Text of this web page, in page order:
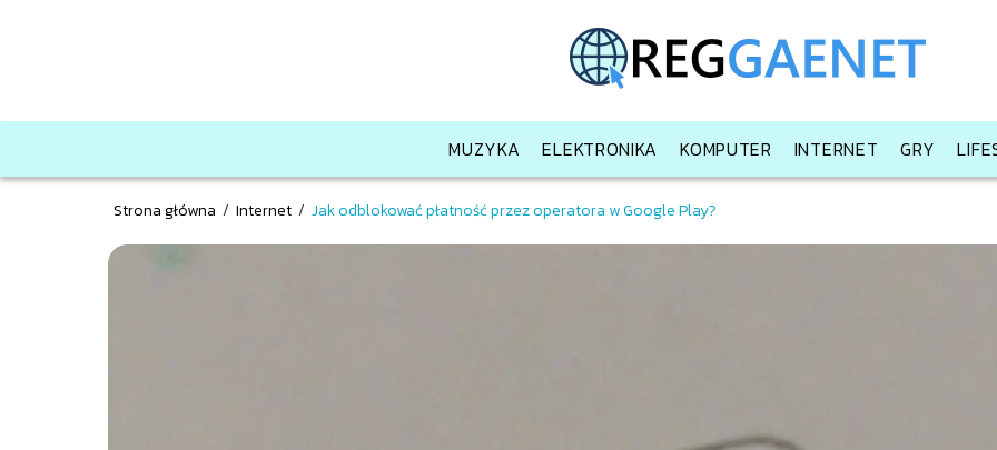
MUZYKA ELEKTRONIKA KOMPUTER INTERNET GRY
Strona główna / Internet / Jak odblokować płatność przez operatora w Google Play?